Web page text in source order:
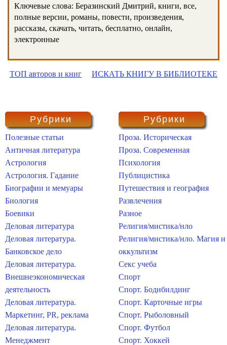
Ключевые слова: Беразинский Дмитрий, книги, все,
полные версии, романы, повести, произведения,
рассказы, скачать, читать, бесплатно, онлайн,
электронные
ТОП авторов и книг ИСКАТЬ КНИГУ В БИБЛИОТЕКЕ
Рубрики
Полезные статьи
Античная литература
Астрология
Астрология. Гадание
Биографии и мемуары
Биология
Боевики
Деловая литература
Деловая литература.
Банковское дело
Деловая литература.
Внешнеэкономическая
деятельность
Деловая литература.
Маркетинг, PR, реклама
Деловая литература.
Менеджмент
Рубрики
Проза. Историческая
Проза. Современная
Психология
Публицистика
Путешествия и география
Развлечения
Разное
Религия/мистика/нло
Религия/мистика/нло. Магия и
оккультизм
Секс учеба
Спорт
Спорт. Бодибилдинг
Спорт. Карточные игры
Спорт. Рыболовный
Спорт. Футбол
Спорт. Хоккей